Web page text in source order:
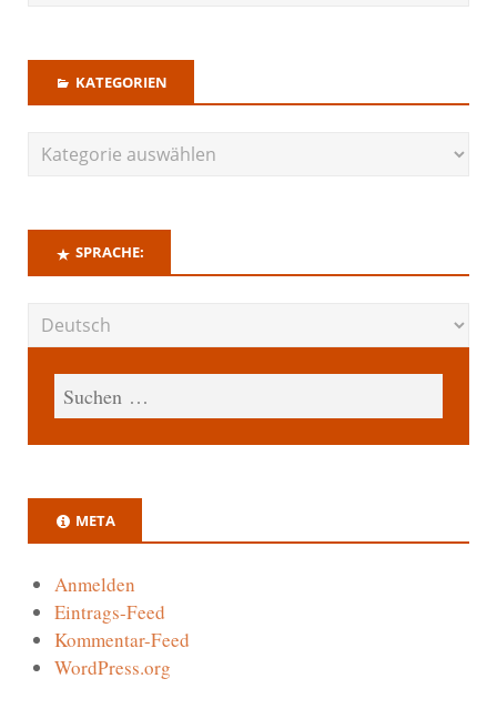
KATEGORIEN
SPRACHE:
META
Anmelden
Eintrags-Feed
Kommentar-Feed
WordPress.org